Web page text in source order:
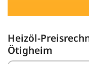
Heizöl-
Ötigheim